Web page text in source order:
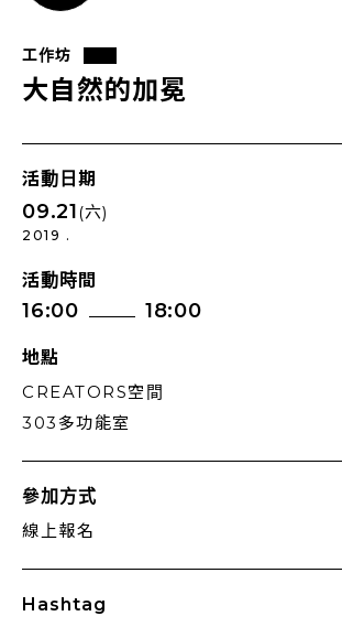
工作坊
大自然的加冕
活動日期
09.21(六)
2019 .
活動時間
16:00 18:00
地點
CREATORS空間
303多功能室
參加方式
線上報名
Hashtag